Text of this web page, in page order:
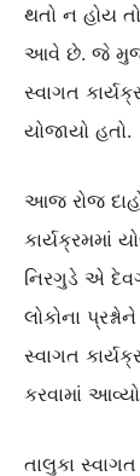
થતો ન હોય
આવે છે. જે મુજબ
સ્વાગત
યોજાયો હતો.
આજ રોજ
કાર્યક્રમમાં
નિરગુડે એ
લોકોના
સ્વાગત
કરવામાં
તાલુકા